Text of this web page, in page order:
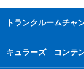
トランクルームチャ
キュラーズ コンテ